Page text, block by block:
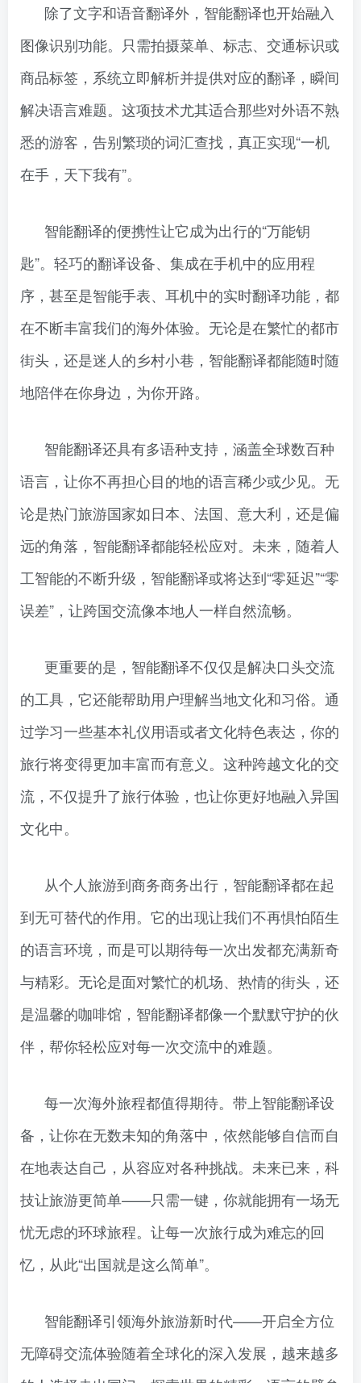
除了文字和语音翻译外，智能翻译也开始融入
图像识别功能。只需拍摄菜单、标志、交通标识或
商品标签，系统立即解析并提供对应的翻译，瞬间
解决语言难题。这项技术尤其适合那些对外语不熟
悉的游客，告别繁琐的词汇查找，真正实现“一机
在手，天下我有”。
智能翻译的便携性让它成为出行的“万能钥
匙”。轻巧的翻译设备、集成在手机中的应用程
序，甚至是智能手表、耳机中的实时翻译功能，都
在不断丰富我们的海外体验。无论是在繁忙的都市
街头，还是迷人的乡村小巷，智能翻译都能随时随
地陪伴在你身边，为你开路。
智能翻译还具有多语种支持，涵盖全球数百种
语言，让你不再担心目的地的语言稀少或少见。无
论是热门旅游国家如日本、法国、意大利，还是偏
远的角落，智能翻译都能轻松应对。未来，随着人
工智能的不断升级，智能翻译或将达到“零延迟”“零
误差”，让跨国交流像本地人一样自然流畅。
更重要的是，智能翻译不仅仅是解决口头交流
的工具，它还能帮助用户理解当地文化和习俗。通
过学习一些基本礼仪用语或者文化特色表达，你的
旅行将变得更加丰富而有意义。这种跨越文化的交
流，不仅提升了旅行体验，也让你更好地融入异国
文化中。
从个人旅游到商务商务出行，智能翻译都在起
到无可替代的作用。它的出现让我们不再惧怕陌生
的语言环境，而是可以期待每一次出发都充满新奇
与精彩。无论是面对繁忙的机场、热情的街头，还
是温馨的咖啡馆，智能翻译都像一个默默守护的伙
伴，帮你轻松应对每一次交流中的难题。
每一次海外旅程都值得期待。带上智能翻译设
备，让你在无数未知的角落中，依然能够自信而自
在地表达自己，从容应对各种挑战。未来已来，科
技让旅游更简单——只需一键，你就能拥有一场无
忧无虑的环球旅程。让每一次旅行成为难忘的回
忆，从此“出国就是这么简单”。
智能翻译引领海外旅游新时代——开启全方位
无障碍交流体验随着全球化的深入发展，越来越多